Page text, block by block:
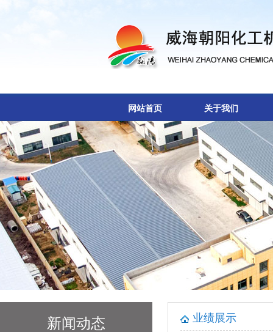
网站首页 关于我们
新闻动态 业绩展示